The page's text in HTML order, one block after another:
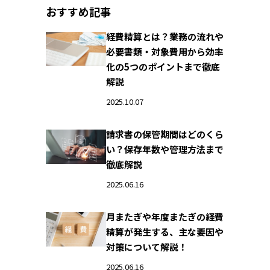
おすすめ記事
経費精算とは？業務の流れや
必要書類・対象費用から効率
化の5つのポイントまで徹底
解説
2025.10.07
請求書の保管期間はどのくら
い？保存年数や管理方法まで
徹底解説
2025.06.16
月またぎや年度またぎの経費
精算が発生する、主な要因や
対策について解説！
2025.06.16